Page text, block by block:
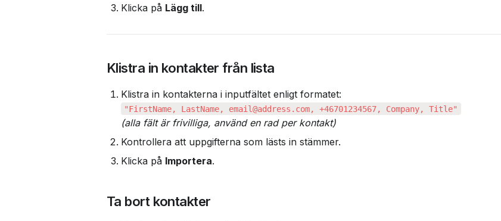
Klicka på Lägg till.
Klistra in kontakter från lista
(alla fält är frivilliga, använd en rad per kontakt)
Kontrollera att uppgifterna som lästs in stämmer.
Klicka på Importera.
Ta bort kontakter